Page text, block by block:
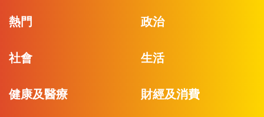
熱門 政治
社會 生活
健康及醫療 財經及消費